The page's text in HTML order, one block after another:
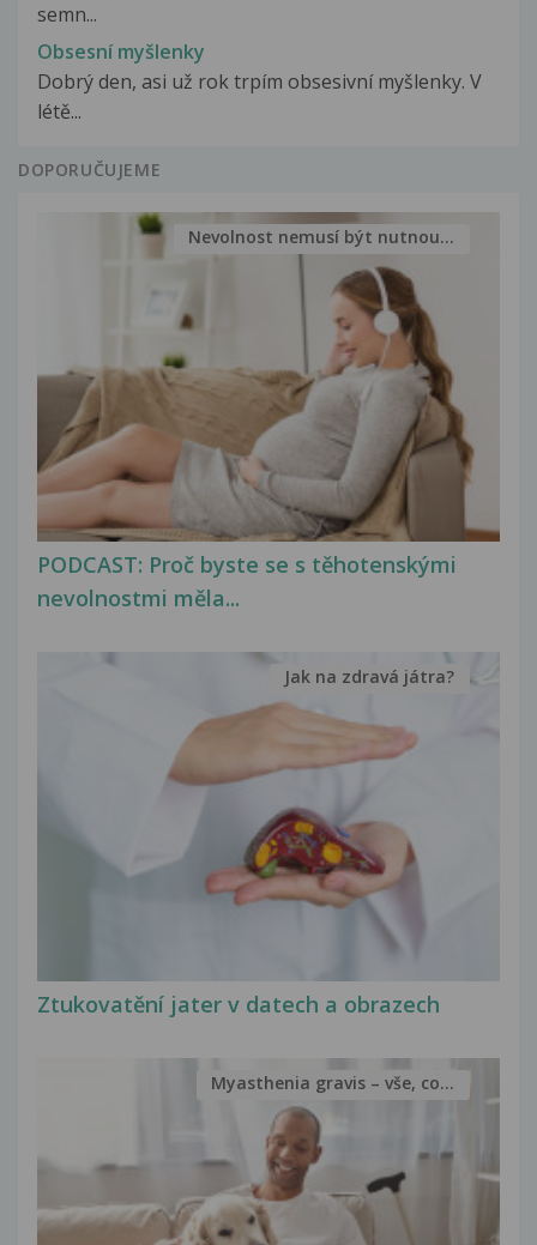
semn...
Obsesní myšlenky
Dobrý den, asi už rok trpím obsesivní myšlenky. V
létě...
DOPORUČUJEME
PODCAST: Proč byste se s těhotenskými
nevolnostmi měla...
Nevolnost nemusí být nutnou...
Ztukovatění jater v datech a obrazech
Jak na zdravá játra?
Myasthenia gravis – vše, co...